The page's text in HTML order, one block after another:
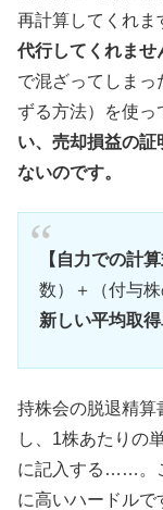
再計算してくれま
代行してくれませ
で混ざってしま
ずる方法）を使っ
い、売却損益の証
ないのです。
【自力での計算
数）＋（付与
新しい平均取得
持株会の脱退精算
し、1株あたりの
に記入する……。
に高いハードル